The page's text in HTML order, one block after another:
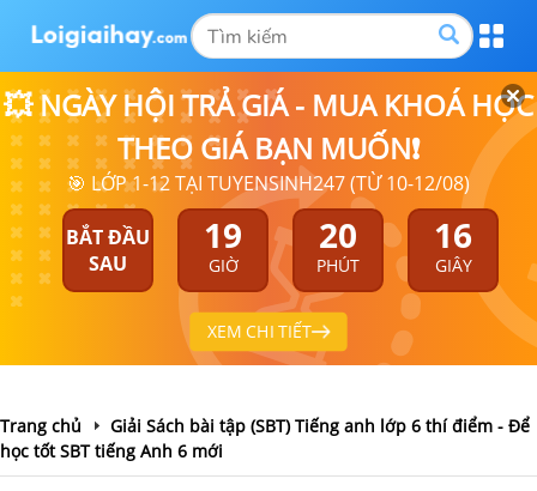
💥 NGÀY HỘI TRẢ GIÁ - MUA KHOÁ HỌC
THEO GIÁ BẠN MUỐN❗
🎯 LỚP 1-12 TẠI TUYENSINH247 (TỪ 10-12/08)
BẮT ĐẦU
SAU
19
GIỜ
20
PHÚT
15
GIÂY
XEM CHI TIẾT
Trang chủ
Giải Sách bài tập (SBT) Tiếng anh lớp 6 thí điểm - Để
học tốt SBT tiếng Anh 6 mới